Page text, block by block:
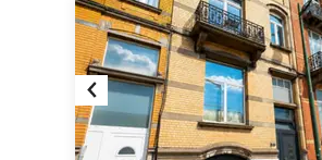
Previous